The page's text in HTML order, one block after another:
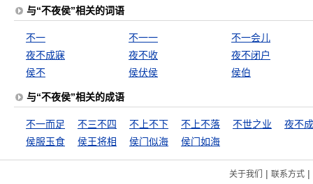
与“不夜侯”相关的词语
不一 不一一
不一会儿
夜不成寐
夜不收
夜不闭户
侯不
侯伏侯 侯伯
与“不夜侯”相关的成语
不一而足 不三不四 不上不下 不上不落 不世之业
夜不
侯服玉食
侯王将相 侯门似海 侯门如海
关于我们 | 联系方式|